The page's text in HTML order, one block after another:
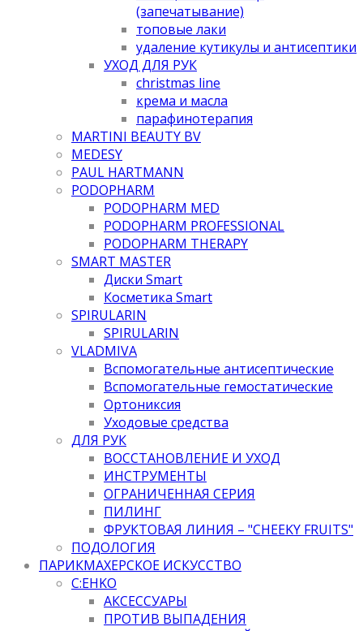
(запечатывание)
топовые лаки
удаление кутикулы и антисептики
УХОД ДЛЯ РУК
christmas line
крема и масла
парафинотерапия
MARTINI BEAUTY BV
MEDESY
PAUL HARTMANN
PODOPHARM
PODOPHARM MED
PODOPHARM PROFESSIONAL
PODOPHARM THERAPY
SMART MASTER
Диски Smart
Косметика Smart
SPIRULARIN
SPIRULARIN
VLADMIVA
Вспомогательные антисептические
Вспомогательные гемостатические
Ортониксия
Уходовые средства
ДЛЯ РУК
ВОССТАНОВЛЕНИЕ И УХОД
ИНСТРУМЕНТЫ
ОГРАНИЧЕННАЯ СЕРИЯ
ПИЛИНГ
ФРУКТОВАЯ ЛИНИЯ – "CHEEKY FRUITS"
ПОДОЛОГИЯ
ПАРИКМАХЕРСКОЕ ИСКУССТВО
C:EHKO
АКСЕССУАРЫ
ПРОТИВ ВЫПАДЕНИЯ